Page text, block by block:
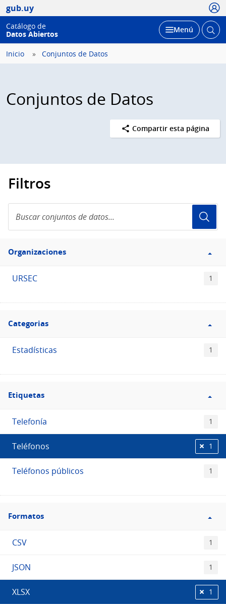
gub.uy
Catálogo de
Datos Abiertos
Desplegar
Menú Abrir
Inicio Conjuntos de Datos
Conjuntos de Datos
Compartir esta página
Filtros
conjuntos
de
Filtro
Organizaciones
Organizaciones
URSEC 1
Filtro
Categorias
Categorias
Estadísticas 1
Filtro
Etiquetas
Etiquetas
Telefonía 1
Teléfonos 1
Teléfonos públicos 1
Filtro
Formatos
Formatos
CSV 1
JSON 1
XLSX 1